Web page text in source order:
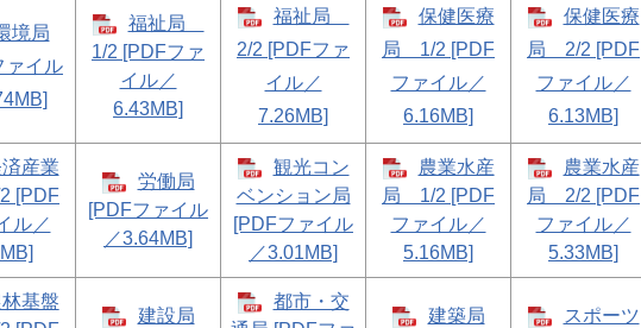
境局
ァイル
福祉局
1/2 [PDFファ
イル／
6.43MB]
福祉局
2/2 [PDFファ
イル／
7.26MB]
保健医療
局 1/2 [PDF
ファイル／
6.16MB]
保健医療
局 2/2 [PDF
ファイル／
6.13MB]
産業
[PDF
ル／
労働局
[PDFファイル
／3.64MB]
観光コン
ベンション局
[PDFファイル
／3.01MB]
農業水産
局 1/2 [PDF
ファイル／
5.16MB]
農業水産
局 2/2 [PDF
ファイル／
5.33MB]
基盤
建設局
都市・交
建築局
スポーツ